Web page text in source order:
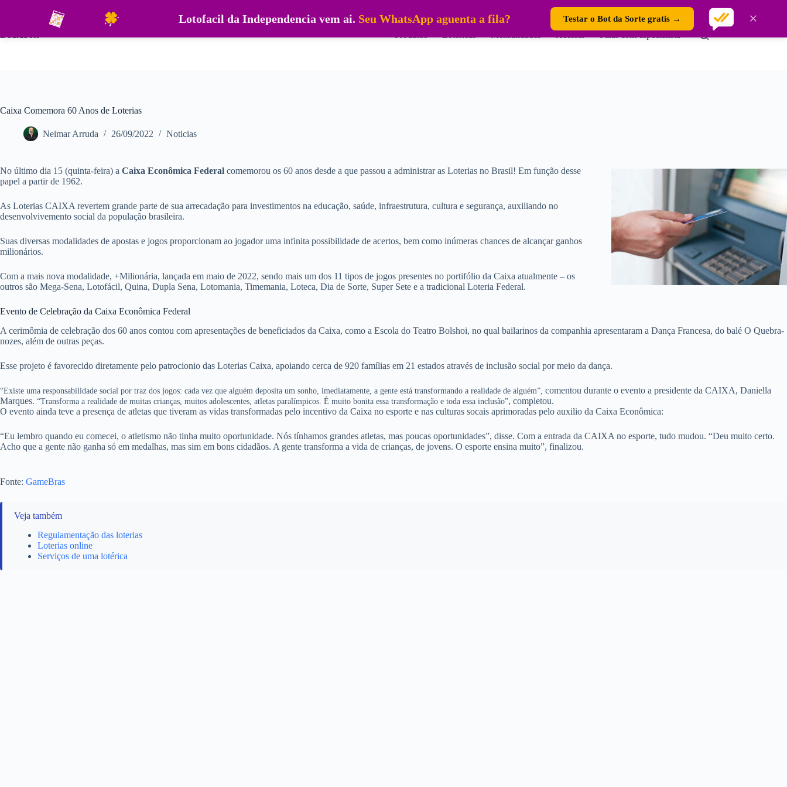
Lotofacil da Independencia vem ai. Seu WhatsApp aguenta a fila? Testar o Bot da Sorte gratis → ×
conteúdo
Caixa Comemora 60 Anos de Loterias
Neimar Arruda 26/09/2022 Noticias
No último dia 15 (quinta-feira) a Caixa Econômica Federal comemorou os 60 anos desde a que passou a administrar as Loterias no Brasil! Em função desse
papel a partir de 1962.
As Loterias CAIXA revertem grande parte de sua arrecadação para investimentos na educação, saúde, infraestrutura, cultura e segurança, auxiliando no
desenvolvivemento social da população brasileira.
Suas diversas modalidades de apostas e jogos proporcionam ao jogador uma infinita possibilidade de acertos, bem como inúmeras chances de alcançar ganhos
milionários.
Com a mais nova modalidade, +Milionária, lançada em maio de 2022, sendo mais um dos 11 tipos de jogos presentes no portifólio da Caixa atualmente – os
outros são Mega-Sena, Lotofácil, Quina, Dupla Sena, Lotomania, Timemania, Loteca, Dia de Sorte, Super Sete e a tradicional Loteria Federal.
Evento de Celebração da Caixa Econômica Federal
A cerimômia de celebração dos 60 anos contou com apresentações de beneficiados da Caixa, como a Escola do Teatro Bolshoi, no qual bailarinos da companhia apresentaram a Dança Francesa, do balé O Quebra-
nozes, além de outras peças.
Esse projeto é favorecido diretamente pelo patrocionio das Loterias Caixa, apoiando cerca de 920 famílias em 21 estados através de inclusão social por meio da dança.
“Existe uma responsabilidade social por traz dos jogos: cada vez que alguém deposita um sonho, imediatamente, a gente está transformando a realidade de alguém”, comentou durante o evento a presidente da CAIXA, Daniella
Marques. “Transforma a realidade de muitas crianças, muitos adolescentes, atletas paralímpicos. É muito bonita essa transformação e toda essa inclusão”, completou.
O evento ainda teve a presença de atletas que tiveram as vidas transformadas pelo incentivo da Caixa no esporte e nas culturas socais aprimoradas pelo auxilio da Caixa Econômica:
“Eu lembro quando eu comecei, o atletismo não tinha muito oportunidade. Nós tínhamos grandes atletas, mas poucas oportunidades”, disse. Com a entrada da CAIXA no esporte, tudo mudou. “Deu muito certo.
Acho que a gente não ganha só em medalhas, mas sim em bons cidadãos. A gente transforma a vida de crianças, de jovens. O esporte ensina muito”, finalizou.
Fonte: GameBras
Veja também
Regulamentação das loterias
Loterias online
Serviços de uma lotérica